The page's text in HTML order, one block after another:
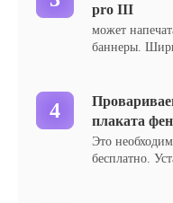
pro III
может
баннеры.
плаката
Это
бесплатно.